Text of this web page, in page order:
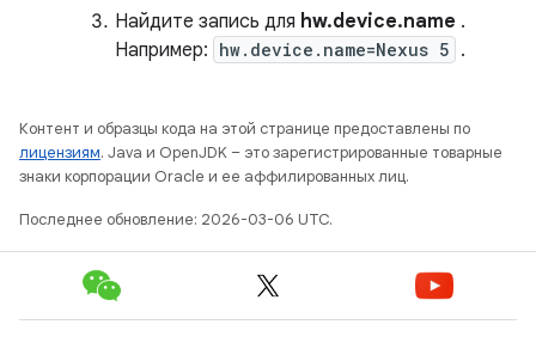
Найдите запись для hw.device.name .
Например: hw.device.name=Nexus 5 .
Контент и образцы кода на этой странице предоставлены по
лицензиям. Java и OpenJDK – это зарегистрированные товарные
знаки корпорации Oracle и ее аффилированных лиц.
Последнее обновление: 2026-03-06 UTC.